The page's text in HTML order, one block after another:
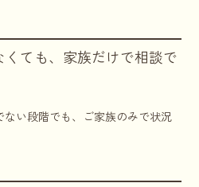
ても、家族だけで相談で
ない段階でも、ご家族のみで状況